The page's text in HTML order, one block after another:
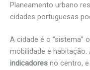
Planeamento urbano
cidades portuguesas
A cidade é o “sistema”
mobilidade e habitação.
indicadores no centro,